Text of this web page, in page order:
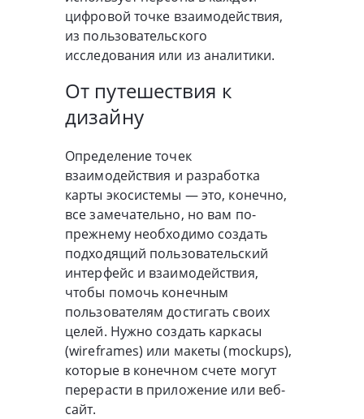
цифровой точке взаимодействия,
из пользовательского
исследования или из аналитики.
От путешествия к
дизайну
Определение точек
взаимодействия и разработка
карты экосистемы — это, конечно,
все замечательно, но вам по-
прежнему необходимо создать
подходящий пользовательский
интерфейс и взаимодействия,
чтобы помочь конечным
пользователям достигать своих
целей. Нужно создать каркасы
(wireframes) или макеты (mockups),
которые в конечном счете могут
перерасти в приложение или веб-
сайт.